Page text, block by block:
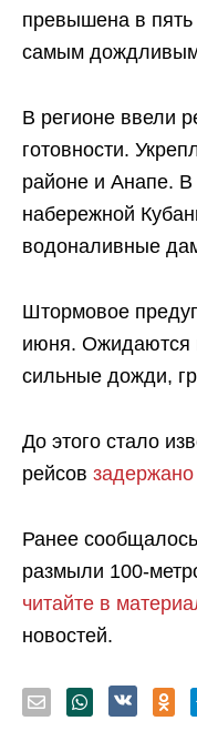
превышена в
самым дождливым
В регионе ввели
готовности.
районе и Анапе. В
набережной
водоналивные
Штормовое
июня. Ожидаются
сильные дожди,
До этого стало
рейсов задержано
Ранее
размыли 100-
читайте в
новостей.